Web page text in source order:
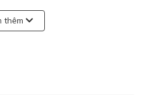
và tích cực;
thêm